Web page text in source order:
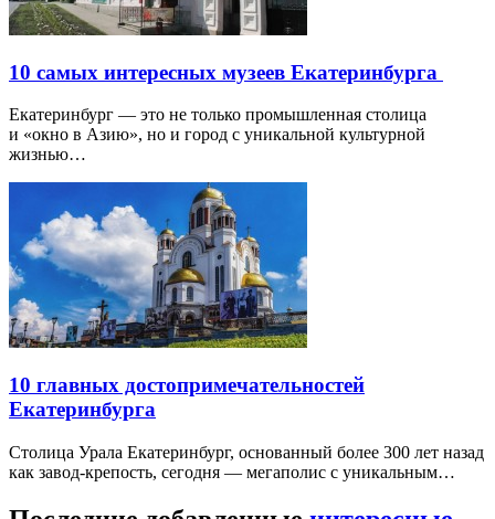
10 самых интересных музеев Екатеринбурга
Екатеринбург — это не только промышленная столица
и «окно в Азию», но и город с уникальной культурной
жизнью…
10 главных достопримечательностей
Екатеринбурга
Столица Урала Екатеринбург, основанный более 300 лет назад
как завод-крепость, сегодня — мегаполис с уникальным…